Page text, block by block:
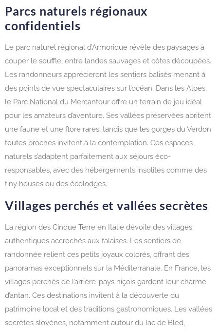
Parcs naturels régionaux
confidentiels
Le parc naturel régional d’Armorique révèle des paysages à
couper le souffle, entre landes sauvages et côtes découpées.
Les randonneurs apprécieront les sentiers balisés menant à
des points de vue spectaculaires sur l’océan. Dans les Alpes,
le Parc National du Mercantour offre un terrain de jeu idéal
pour les amateurs d’aventure. Ses vallées préservées abritent
une faune et une flore rares, tandis que les gorges du Verdon
toutes proches invitent à la contemplation. Ces espaces
naturels s’adaptent parfaitement aux séjours éco-
responsables, avec des hébergements insolites comme des
tiny houses ou des écolodges.
Villages perchés et vallées secrètes
La région des Cinque Terre en Italie dévoile des villages
authentiques accrochés aux falaises. Les sentiers de
randonnée relient ces petits joyaux colorés, offrant des
panoramas exceptionnels sur la Méditerranale. En France, les
villages perchés de l’arrière-pays niçois gardent leur charme
d’antan. Ces destinations invitent à la découverte du
patrimoine local et des traditions gastronomiques. Les vallées
secrètes slovènes, notamment autour du lac de Bled,